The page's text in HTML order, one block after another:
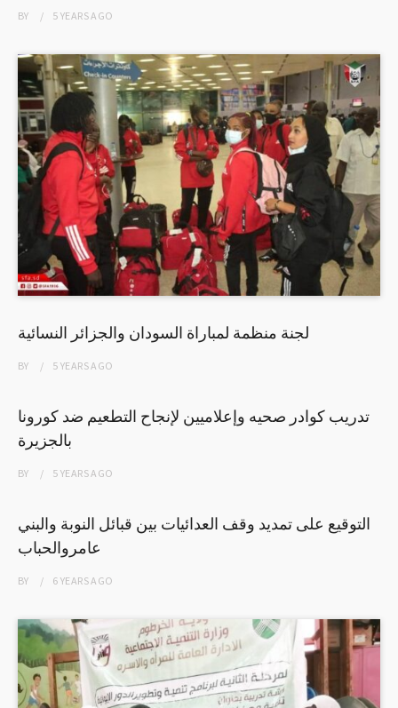
BY 5 YEARSAGO
لجنة منظمة لمباراة السودان والجزائر النسائية
BY 5 YEARSAGO
تدريب كوادر صحيه وإعلاميين لإنجاح التطعيم ضد كورونا
بالجزيرة
BY 5 YEARSAGO
التوقيع على تمديد وقف العدائيات بين قبائل النوبة والبني
عامروالحباب
BY 6 YEARSAGO